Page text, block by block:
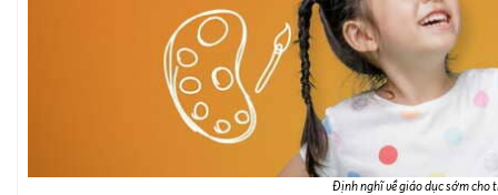
Định nghĩ về giáo dục sớm cho